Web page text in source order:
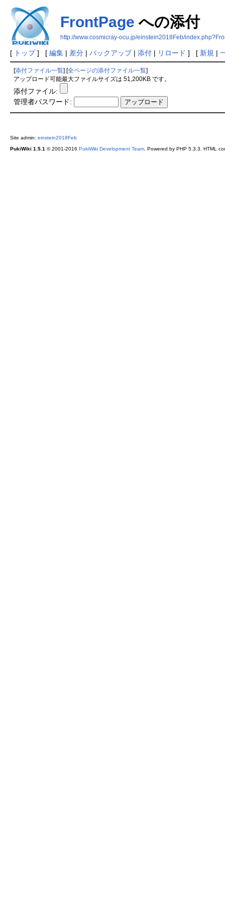
FrontPage への添付
http://www.cosmicray-ocu.jp/einstein2018Feb/
[ トップ] [ 編集| 差分| バックアップ| 添付| リロード ] [ 新規 |
添付ファイル一覧 全ページの添付ファイル一覧
アップロード可能最大ファイルサイズは 51,200KB です。
添付ファイル:
管理者パスワード:
Site admin: einstein2018Feb
PukiWiki 1.5.1 © 2001-2016 PukiWiki Development Team. Powered by PHP 5.3.3. HTML